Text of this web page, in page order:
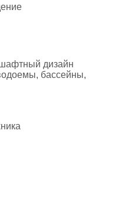
дизайн
бассейны,